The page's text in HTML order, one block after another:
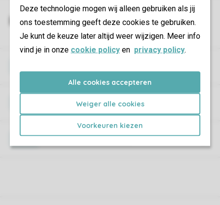
Deze technologie mogen wij alleen gebruiken als jij
ons toestemming geeft deze cookies te gebruiken.
Je kunt de keuze later altijd weer wijzigen. Meer info
vind je in onze cookie policy en privacy policy.
Alle cookies accepteren
Weiger alle cookies
Voorkeuren kiezen
Animaux de compagnie
Travaux de construction